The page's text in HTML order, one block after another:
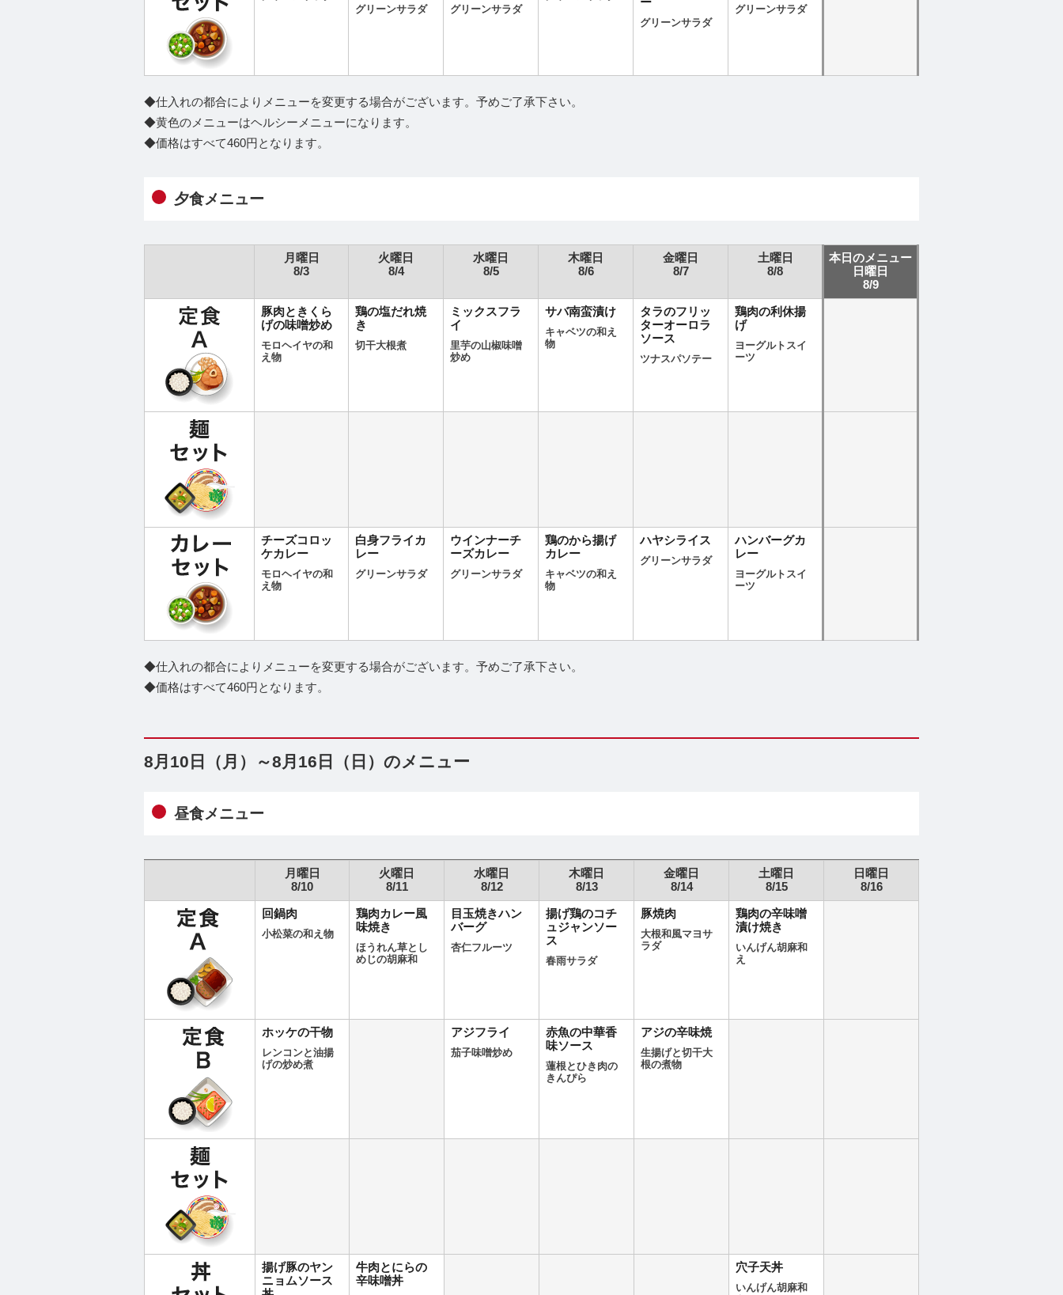
グリーンサラダ グリーンサラダ
グリーンサラダ
グリーンサラダ
◆仕入れの都合によりメニューを変更する場合がございます。予めご了承下さい。
◆黄色のメニューはヘルシーメニューになります。
◆価格はすべて460円となります。
夕食メニュー
月曜日
8/3
火曜日
8/4
水曜日
8/5
木曜日
8/6
金曜日
8/7
土曜日
8/8
本日のメニュー
日曜日
8/9
豚肉ときくら
げの味噌炒め
モロヘイヤの和
え物
鶏の塩だれ焼
き
切干大根煮
ミックスフラ
イ
里芋の山椒味噌
炒め
サバ南蛮漬け
キャベツの和え
物
タラのフリッ
ターオーロラ
ソース
ツナスパソテー
鶏肉の利休揚
げ
ヨーグルトスイ
ーツ
チーズコロッ
ケカレー
モロヘイヤの和
え物
白身フライカ
レー
グリーンサラダ
ウインナーチ
ーズカレー
グリーンサラダ
鶏のから揚げ
カレー
キャベツの和え
物
ハヤシライス
グリーンサラダ
ハンバーグカ
レー
ヨーグルトスイ
ーツ
◆仕入れの都合によりメニューを変更する場合がございます。予めご了承下さい。
◆価格はすべて460円となります。
8月10日（月）～8月16日（日）のメニュー
昼食メニュー
月曜日
8/10
火曜日
8/11
水曜日
8/12
木曜日
8/13
金曜日
8/14
土曜日
8/15
日曜日
8/16
回鍋肉
小松菜の和え物
鶏肉カレー風
味焼き
ほうれん草とし
めじの胡麻和
目玉焼きハン
バーグ
杏仁フルーツ
揚げ鶏のコチ
ュジャンソー
ス
春雨サラダ
豚焼肉
大根和風マヨサ
ラダ
鶏肉の辛味噌
漬け焼き
いんげん胡麻和
え
ホッケの干物
レンコンと油揚
げの炒め煮
アジフライ
茄子味噌炒め
赤魚の中華香
味ソース
蓮根とひき肉の
きんぴら
アジの辛味焼
生揚げと切干大
根の煮物
揚げ豚のヤン
ニョムソース
牛肉とにらの
辛味噌丼
穴子天丼
いんげん胡麻和